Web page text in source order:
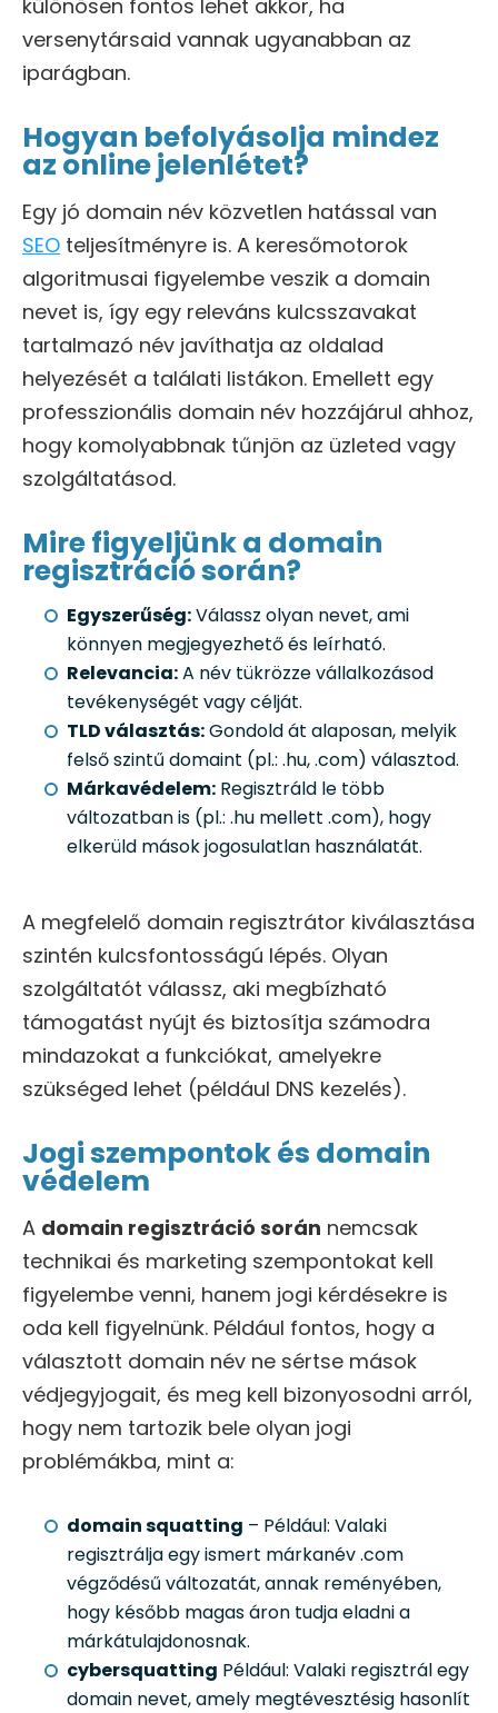
különösen fontos lehet akkor, ha
versenytársaid vannak ugyanabban az
iparágban.
Hogyan befolyásolja mindez
az online jelenlétet?
Egy jó domain név közvetlen hatással van
SEO teljesítményre is. A keresőmotorok
algoritmusai figyelembe veszik a domain
nevet is, így egy releváns kulcsszavakat
tartalmazó név javíthatja az oldalad
helyezését a találati listákon. Emellett egy
professzionális domain név hozzájárul ahhoz,
hogy komolyabbnak tűnjön az üzleted vagy
szolgáltatásod.
Mire figyeljünk a domain
regisztráció során?
Egyszerűség:Válassz olyan nevet, ami
könnyen megjegyezhető és leírható.
Relevancia:A név tükrözze vállalkozásod
tevékenységét vagy célját.
TLD választás:Gondold át alaposan, melyik
felső szintű domaint (pl.: .hu, .com) választod.
Márkavédelem: Regisztráld le több
változatban is (pl.: .hu mellett .com), hogy
elkerüld mások jogosulatlan használatát.
A megfelelő domain regisztrátor kiválasztása
szintén kulcsfontosságú lépés. Olyan
szolgáltatót válassz, aki megbízható
támogatást nyújt és biztosítja számodra
mindazokat a funkciókat, amelyekre
szükséged lehet (például DNS kezelés).
Jogi szempontok és domain
védelem
A domain regisztráció során nemcsak
technikai és marketing szempontokat kell
figyelembe venni, hanem jogi kérdésekre is
oda kell figyelnünk. Például fontos, hogy a
választott domain név ne sértse mások
védjegyjogait, és meg kell bizonyosodni arról,
hogy nem tartozik bele olyan jogi
problémákba, mint a:
domain squatting – Például: Valaki
regisztrálja egy ismert márkanév .com
végződésű változatát, annak reményében,
hogy később magas áron tudja eladni a
márkátulajdonosnak.
cybersquatting Például: Valaki regisztrál egy
domain nevet, amely megtévesztésig hasonlít